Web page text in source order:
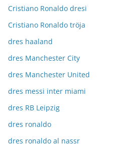
Cristiano Ronaldo dresi
Cristiano Ronaldo tröja
dres haaland
dres Manchester City
dres Manchester United
dres messi inter miami
dres RB Leipzig
dres ronaldo
dres ronaldo al nassr